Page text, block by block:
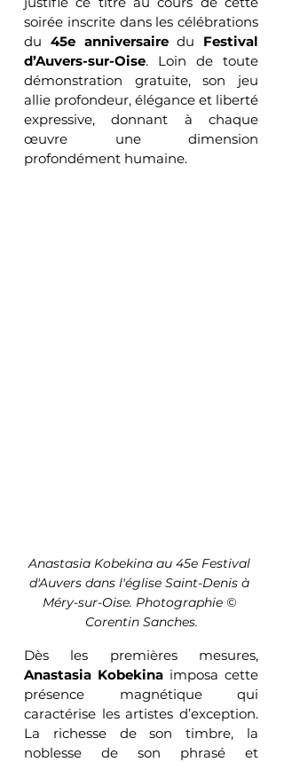
soirée inscrite dans les célébrations
du 45e anniversaire du Festival
d’Auvers-sur-Oise. Loin de toute
démonstration gratuite, son jeu
allie profondeur, élégance et liberté
expressive, donnant à chaque
œuvre une dimension
profondément humaine.
Anastasia Kobekina au 45e Festival
d'Auvers dans l'église Saint-Denis à
Méry-sur-Oise. Photographie ©
Corentin Sanches.
Anastasia Kobekina imposa cette
présence magnétique qui
caractérise les artistes d’exception.
La richesse de son timbre, la
noblesse de son phrasé et